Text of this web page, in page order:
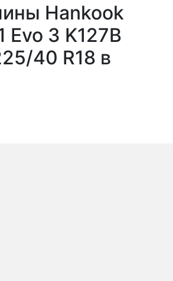
Hankook
Evo 3 K127B
40 R18 в